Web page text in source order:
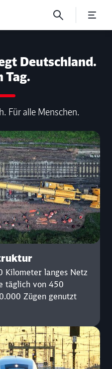
Deutschland.
Tag.
Für alle Menschen.
langes Netz
täglich von 450
Zügen genutzt